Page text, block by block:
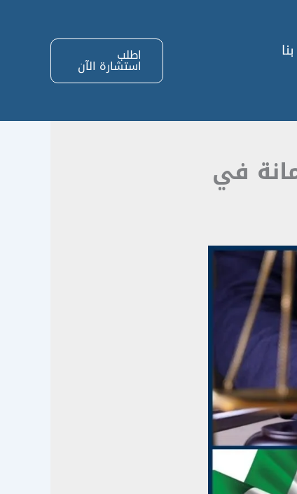
اطلب
استشارة الآن
في